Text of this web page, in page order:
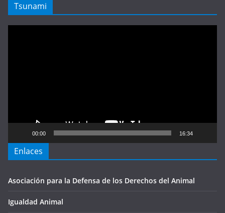
Tsunami
00:00 16:34
Enlaces
Asociación para la Defensa de los Derechos del Animal
Igualdad Animal